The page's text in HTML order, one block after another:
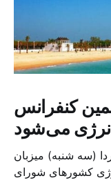
کنفرانس
می‌شود
(سه شنبه) میزبان
کشورهای شورای